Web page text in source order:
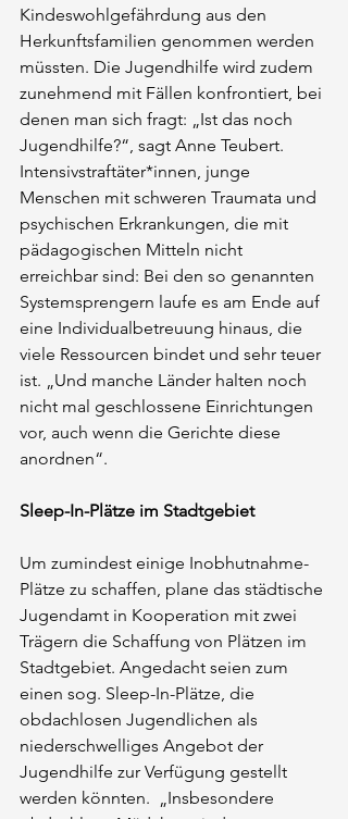
Kindeswohlgefährdung aus den
Herkunftsfamilien genommen werden
müssten. Die Jugendhilfe wird zudem
zunehmend mit Fällen konfrontiert, bei
denen man sich fragt: „Ist das noch
Jugendhilfe?“, sagt Anne Teubert.
Intensivstraftäter*innen, junge
Menschen mit schweren Traumata und
psychischen Erkrankungen, die mit
pädagogischen Mitteln nicht
erreichbar sind: Bei den so genannten
Systemsprengern laufe es am Ende auf
eine Individualbetreuung hinaus, die
viele Ressourcen bindet und sehr teuer
ist. „Und manche Länder halten noch
nicht mal geschlossene Einrichtungen
vor, auch wenn die Gerichte diese
anordnen“.
Sleep-In-Plätze im Stadtgebiet
Um zumindest einige Inobhutnahme-
Plätze zu schaffen, plane das städtische
Jugendamt in Kooperation mit zwei
Trägern die Schaffung von Plätzen im
Stadtgebiet. Angedacht seien zum
einen sog. Sleep-In-Plätze, die
obdachlosen Jugendlichen als
niederschwelliges Angebot der
Jugendhilfe zur Verfügung gestellt
werden könnten.  „Insbesondere